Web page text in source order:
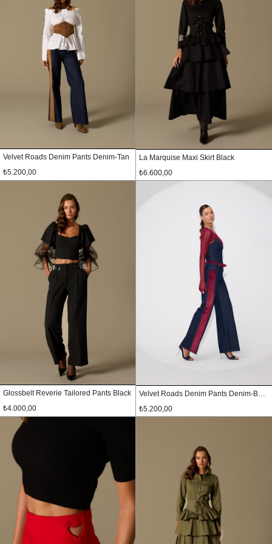
Velvet Roads Denim Pants Denim-Tan
₺5.200,00
La Marquise Maxi Skirt Black
₺6.600,00
Glossbelt Reverie Tailored Pants Black
₺4.000,00
Velvet Roads Denim Pants Denim-Burgundy
₺5.200,00